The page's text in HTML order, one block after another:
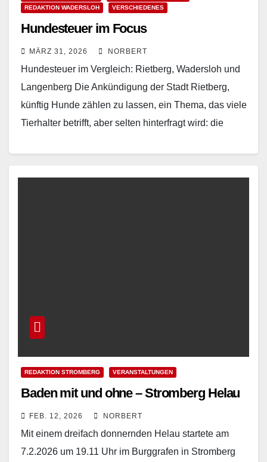
REDAKTION WADERSLOH
VERSCHIEDENES
Hundesteuer im Focus
MÄRZ 31, 2026 NORBERT
Hundesteuer im Vergleich: Rietberg, Wadersloh und
Langenberg Die Ankündigung der Stadt Rietberg,
künftig Hunde zählen zu lassen, ein Thema, das viele
Tierhalter betrifft, aber selten hinterfragt wird: die
REDAKTION STROMBERG VERANSTALTUNGEN
Baden mit und ohne – Stromberg Helau
FEB. 12, 2026 NORBERT
Mit einem dreifach donnernden Helau startete am
7.2.2026 um 19.11 Uhr im Burggrafen in Stromberg